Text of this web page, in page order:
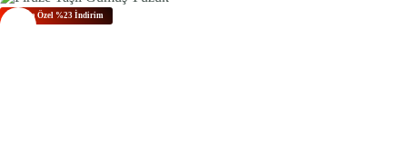
Bu Aya Özel %23 İndirim